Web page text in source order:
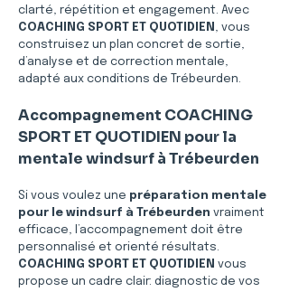
clarté, répétition et engagement. Avec
COACHING SPORT ET QUOTIDIEN , vous
construisez un plan concret de sortie,
d’analyse et de correction mentale,
adapté aux conditions de Trébeurden.
Accompagnement COACHING
SPORT ET QUOTIDIEN pour la
mentale windsurf à Trébeurden
Si vous voulez une préparation mentale
pour le windsurf à Trébeurden vraiment
efficace, l’accompagnement doit être
personnalisé et orienté résultats.
COACHING SPORT ET QUOTIDIEN vous
propose un cadre clair: diagnostic de vos